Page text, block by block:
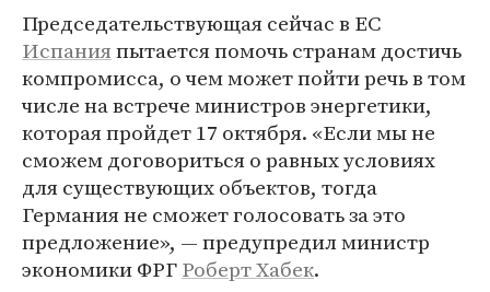
Председательствующая сейчас в ЕС
Испанияпытается помочь странам достичь
компромисса, о чем может пойти речь в том
числе на встрече министров энергетики,
которая пройдет 17 октября. «Если мы не
сможем договориться о равных условиях
для существующих объектов, тогда
Германия не сможет голосовать за это
предложение», — предупредил министр
экономики ФРГРоберт Хабек.